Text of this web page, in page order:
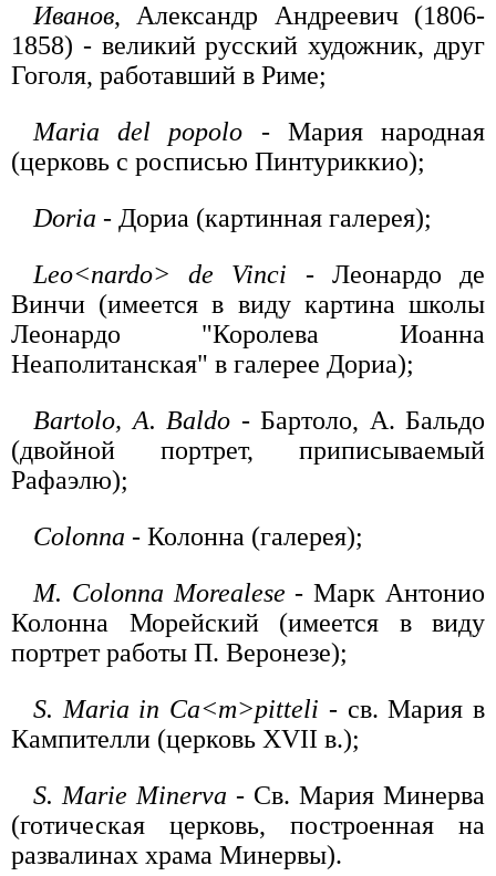
Иванов, Александр Андреевич (1806-
1858) - великий русский художник, друг
Гоголя, работавший в Риме;
Maria del popolo - Мария народная
(церковь с росписью Пинтуриккио);
Doria - Дориа (картинная галерея);
Leo<nardo> de Vinci - Леонардо де
Винчи (имеется в виду картина школы
Леонардо "Королева Иоанна
Неаполитанская" в галерее Дориа);
Bartolo, A. Baldo - Бартоло, А. Бальдо
(двойной портрет, приписываемый
Рафаэлю);
Colonna - Колонна (галерея);
M. Colonna Morealese - Марк Антонио
Колонна Морейский (имеется в виду
портрет работы П. Веронезе);
S. Maria in Ca<m>pitteli - св. Мария в
Кампителли (церковь XVII в.);
S. Marie Minerva - Св. Мария Минерва
(готическая церковь, построенная на
развалинах храма Минервы).